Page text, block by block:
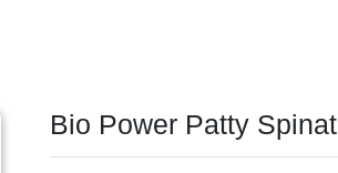
Bio Power Patty Spinat